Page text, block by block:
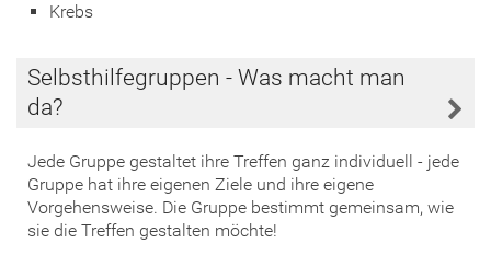
Krebs
Selbsthilfegruppen - Was macht man
da?
Jede Gruppe gestaltet ihre Treffen ganz individuell - jede
Gruppe hat ihre eigenen Ziele und ihre eigene
Vorgehensweise. Die Gruppe bestimmt gemeinsam, wie
sie die Treffen gestalten möchte!